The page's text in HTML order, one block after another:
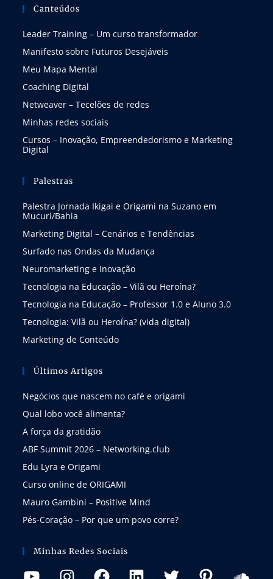
Canteúdos
Leader Training – Um curso transformador
Manifesto sobre Futuros Desejáveis
Meu Mapa Mental
Coaching Digital
Netweaver – Tecelões de redes
Minhas redes sociais
Cursos – Inovação, Empreendedorismo e Marketing
Digital
Palestras
Palestra Jornada Ikigai e Origami na Suzano em
Mucuri/Bahia
Marketing Digital – Cenários e Tendências
Surfado nas Ondas da Mudança
Neuromarketing e Inovação
Tecnologia na Educação – Vilã ou Heroína?
Tecnologia na Educação – Professor 1.0 e Aluno 3.0
Tecnologia: Vilã ou Heroína? (vida digital)
Marketing de Conteúdo
Últimos Artigos
Negócios que nascem no café e origami
Qual lobo você alimenta?
A força da gratidão
ABF Summit 2026 – Networking.club
Edu Lyra e Origami
Curso online de ORIGAMI
Mauro Gambini – Positive Mind
Pés-Coração – Por que um povo corre?
Minhas Redes Sociais